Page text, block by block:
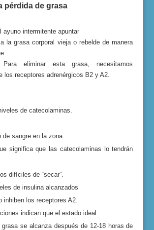
pérdida de grasa
ayuno intermitente apuntar
la grasa corporal vieja o rebelde de manera
eliminar esta grasa, necesitamos
los receptores adrenérgicos B2 y A2.
de catecolaminas.
de sangre en la zona
significa que las catecolaminas lo tendrán
difíciles de “secar”.
de insulina alcanzados
inhiben los receptores A2.
indican que el estado ideal
se alcanza después de 12-18 horas de